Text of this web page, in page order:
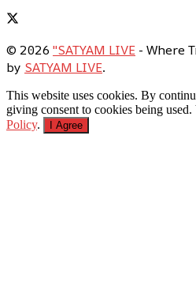
© 2026 "SATYAM LIVE - Where
by SATYAM LIVE.
This website uses cookies. By
giving consent to cookies being
Policy. I Agree